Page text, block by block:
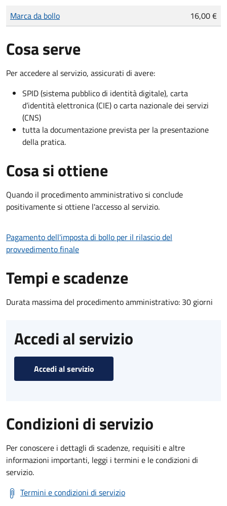
Tipo di pagamento
Importo
Marca da bollo 16,00 €
Cosa serve
Per accedere al servizio, assicurati di avere:
SPID (sistema pubblico di identità digitale), carta
d’identità elettronica (CIE) o carta nazionale dei servizi
(CNS)
tutta la documentazione prevista per la presentazione
della pratica.
Cosa si ottiene
Quando il procedimento amministrativo si conclude
positivamente si ottiene l'accesso al servizio.
Pagamento dell'imposta di bollo per il rilascio del
provvedimento finale
Tempi e scadenze
Durata massima del procedimento amministrativo: 30 giorni
Accedi al servizio
Accedi al servizio
Condizioni di servizio
Per conoscere i dettagli di scadenze, requisiti e altre
informazioni importanti, leggi i termini e le condizioni di
servizio.
Termini e condizioni di servizio